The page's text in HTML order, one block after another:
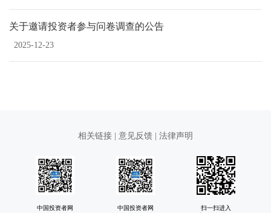
关于邀请投资者参与问卷调查的公告
2025-12-23
相关链接 意见反馈 法律声明
中国投资者网
中国投资者网
扫一扫进入